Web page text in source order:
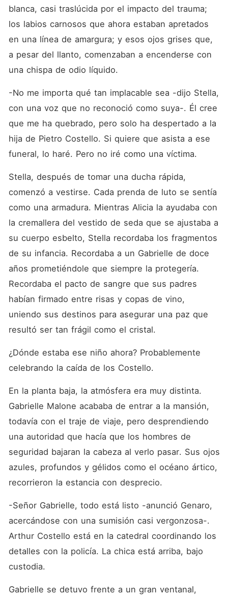
blanca, casi traslúcida por el impacto del trauma;
los labios carnosos que ahora estaban apretados
en una línea de amargura; y esos ojos grises que,
a pesar del llanto, comenzaban a encenderse con
una chispa de odio líquido.
-No me importa qué tan implacable sea -dijo Stella,
con una voz que no reconoció como suya-. Él cree
que me ha quebrado, pero solo ha despertado a la
hija de Pietro Costello. Si quiere que asista a ese
funeral, lo haré. Pero no iré como una víctima.
Stella, después de tomar una ducha rápida,
comenzó a vestirse. Cada prenda de luto se sentía
como una armadura. Mientras Alicia la ayudaba con
la cremallera del vestido de seda que se ajustaba a
su cuerpo esbelto, Stella recordaba los fragmentos
de su infancia. Recordaba a un Gabrielle de doce
años prometiéndole que siempre la protegería.
Recordaba el pacto de sangre que sus padres
habían firmado entre risas y copas de vino,
uniendo sus destinos para asegurar una paz que
resultó ser tan frágil como el cristal.
¿Dónde estaba ese niño ahora? Probablemente
celebrando la caída de los Costello.
En la planta baja, la atmósfera era muy distinta.
Gabrielle Malone acababa de entrar a la mansión,
todavía con el traje de viaje, pero desprendiendo
una autoridad que hacía que los hombres de
seguridad bajaran la cabeza al verlo pasar. Sus ojos
azules, profundos y gélidos como el océano ártico,
recorrieron la estancia con desprecio.
-Señor Gabrielle, todo está listo -anunció Genaro,
acercándose con una sumisión casi vergonzosa-.
Arthur Costello está en la catedral coordinando los
detalles con la policía. La chica está arriba, bajo
custodia.
Gabrielle se detuvo frente a un gran ventanal,